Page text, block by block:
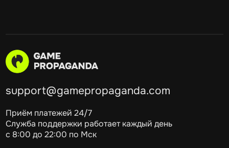
support@gamepropaganda.com
Приём платежей 24/7
Служба поддержки работает каждый день
с 8:00 до 22:00 по Мск